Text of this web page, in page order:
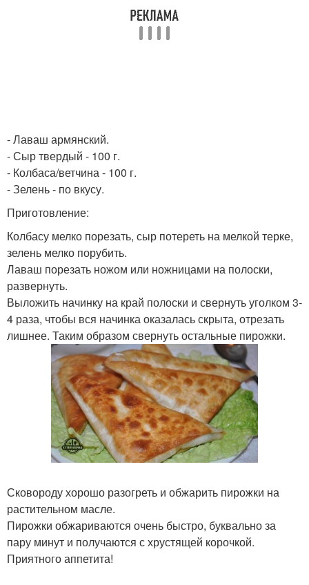
- Лаваш армянский.
- Сыр твердый - 100 г.
- Колбаса/ветчина - 100 г.
- Зелень - по вкусу.
Приготовление:
Колбасу мелко порезать, сыр потереть на мелкой терке,
зелень мелко порубить.
Лаваш порезать ножом или ножницами на полоски,
развернуть.
Выложить начинку на край полоски и свернуть уголком 3-
4 раза, чтобы вся начинка оказалась скрыта, отрезать
лишнее. Таким образом свернуть остальные пирожки.
Сковороду хорошо разогреть и обжарить пирожки на
растительном масле.
Пирожки обжариваются очень быстро, буквально за
пару минут и получаются с хрустящей корочкой.
Приятного аппетита!